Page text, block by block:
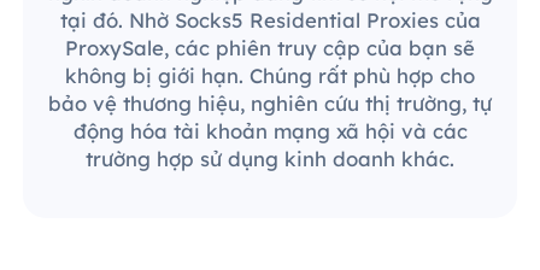
tại đó. Nhờ Socks5 Residential Proxies của
ProxySale, các phiên truy cập của bạn sẽ
không bị giới hạn. Chúng rất phù hợp cho
bảo vệ thương hiệu, nghiên cứu thị trường, tự
động hóa tài khoản mạng xã hội và các
trường hợp sử dụng kinh doanh khác.